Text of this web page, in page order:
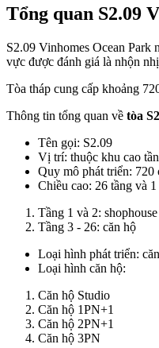
Tổng quan S2.09
S2.09 Vinhomes Ocean Park
vực được đánh giá là nhộn
Tòa tháp cung cấp khoảng
Thông tin tổng quan về tòa
Tên gọi: S2.09
Vị trí: thuộc khu cao
Quy mô phát triển: 720
Chiều cao: 26 tầng và
Tầng 1 và 2: shophouse
Tầng 3 - 26: căn hộ
Loại hình phát triển:
Loại hình căn hộ:
Căn hộ Studio
Căn hộ 1PN+1
Căn hộ 2PN+1
Căn hộ 3PN